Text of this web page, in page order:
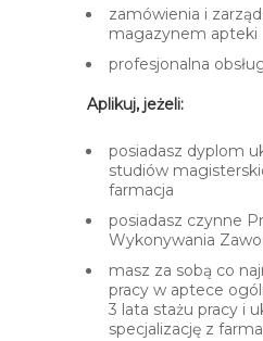
zamówienia i
magazynem apteki
profesjonalna
Aplikuj, jeżeli:
posiadasz dyplom
studiów
farmacja
posiadasz czynne
Wykonywania
masz za sobą co
pracy w aptece
3 lata stażu pracy i
specjalizację z